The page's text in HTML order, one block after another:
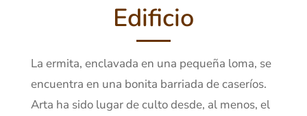
Edificio
La ermita, enclavada en una pequeña loma, se
encuentra en una bonita barriada de caseríos.
Arta ha sido lugar de culto desde, al menos, el